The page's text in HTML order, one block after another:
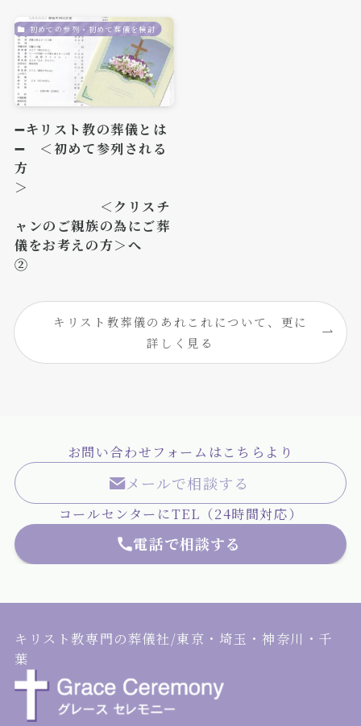
初めての参列・初めて葬儀を検討
➖キリスト教の葬儀とは
➖ ＜初めて参列される
方
＞
＜クリスチ
ャンのご親族の為にご葬
儀をお考えの方＞へ
②
キリスト教葬儀のあれこれについて、更に
詳しく見る
お問い合わせフォームはこちらより
メールで相談する
コールセンターにTEL（24時間対応）
電話で相談する
キリスト教専門の葬儀社/東京・埼玉・神奈川・千
葉